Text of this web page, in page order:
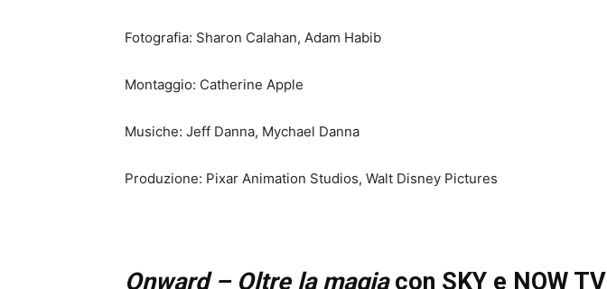
Fotografia: Sharon Calahan, Adam Habib
Montaggio: Catherine Apple
Musiche: Jeff Danna, Mychael Danna
Produzione: Pixar Animation Studios, Walt Disney Pictures
Onward – Oltre la magiacon SKY e NOW TV